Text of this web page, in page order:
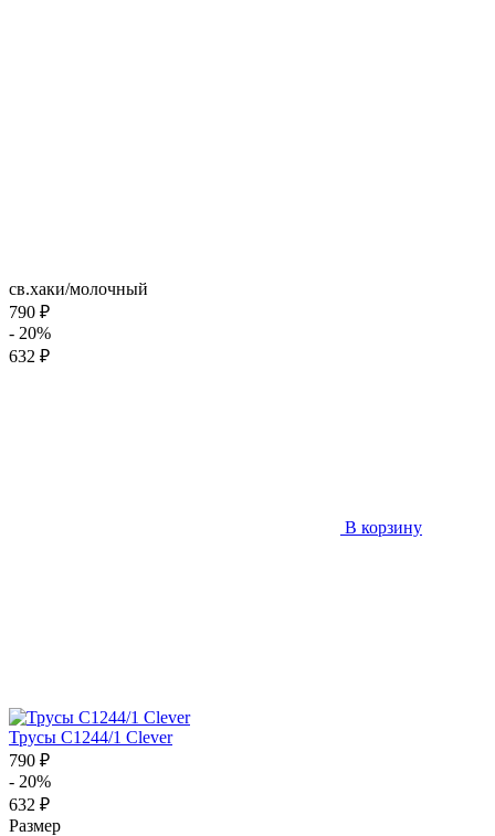
св.хаки/молочный
790 ₽
- 20%
632 ₽
В корзину
Трусы C1244/1 Clever
790 ₽
- 20%
632 ₽
Размер